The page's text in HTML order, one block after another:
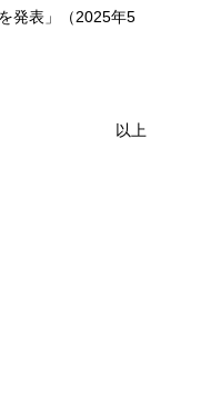
発表」（2025年5
以上